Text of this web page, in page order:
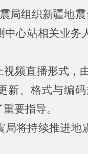
局组织新疆地
中心站相关业务
频直播形式，
新、格式与编
要指导。
局将持续推进地